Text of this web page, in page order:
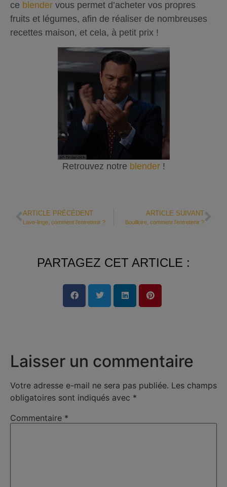
ce blender vous permet d’acheter vos propres
fruits et légumes, afin de réaliser de nombreuses
recettes maison, et cela, à petit prix !
Retrouvez notre blender !
ARTICLE PRÉCÉDENT
Lave-linge, comment l’entretenir ?
ARTICLE SUIVANT
Bouilloire, comment l’entretenir ?
PARTAGEZ CET ARTICLE :
Laisser un commentaire
Votre adresse e-mail ne sera pas publiée. Les champs
obligatoires sont indiqués avec *
Commentaire *